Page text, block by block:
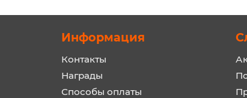
Информация
Контакты
Награды
Способы оплаты